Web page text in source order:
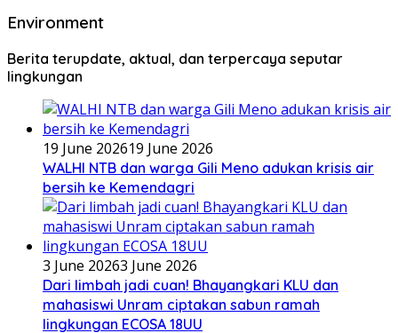
Environment
Berita terupdate, aktual, dan terpercaya seputar
lingkungan
19 June 202619 June 2026
WALHI NTB dan warga Gili Meno adukan krisis air
bersih ke Kemendagri
3 June 20263 June 2026
Dari limbah jadi cuan! Bhayangkari KLU dan
mahasiswi Unram ciptakan sabun ramah
lingkungan ECOSA 18UU